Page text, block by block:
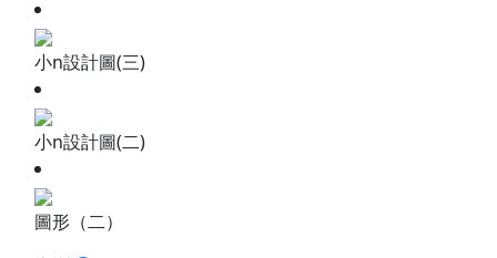
小n設計圖(三)
小n設計圖(二)
圖形（二）